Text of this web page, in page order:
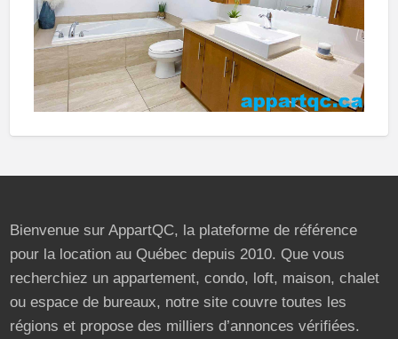
Bienvenue sur AppartQC, la plateforme de référence
pour la location au Québec depuis 2010. Que vous
recherchiez un appartement, condo, loft, maison, chalet
ou espace de bureaux, notre site couvre toutes les
régions et propose des milliers d’annonces vérifiées.